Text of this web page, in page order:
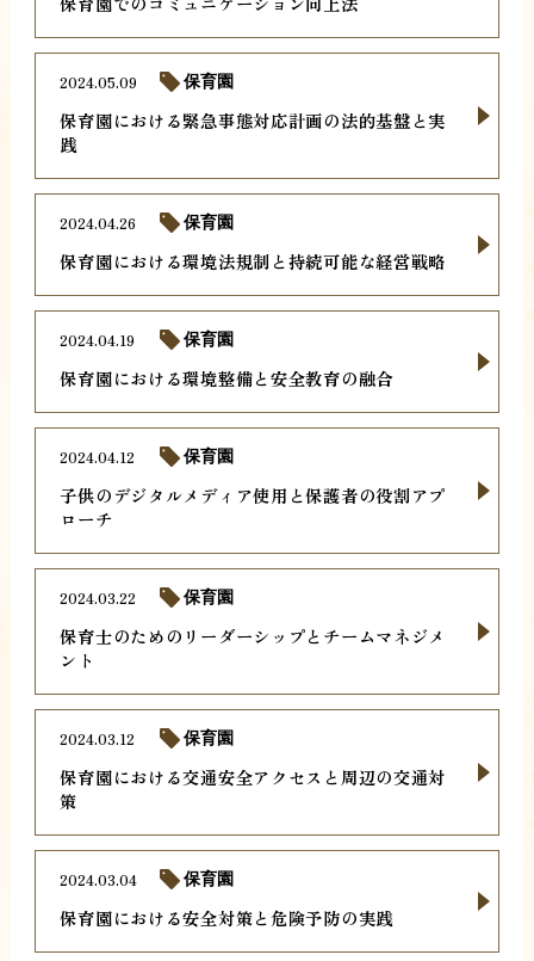
保育園における緊急事態対応計画の法的基盤と実
践
2024.05.09 保育園
保育園における環境法規制と持続可能な経営戦略
2024.04.26 保育園
保育園における環境整備と安全教育の融合
2024.04.19 保育園
子供のデジタルメディア使用と保護者の役割アプ
ローチ
2024.04.12 保育園
保育士のためのリーダーシップとチームマネジメ
ント
2024.03.22 保育園
保育園における交通安全アクセスと周辺の交通対
策
2024.03.12 保育園
保育園における安全対策と危険予防の実践
2024.03.04 保育園